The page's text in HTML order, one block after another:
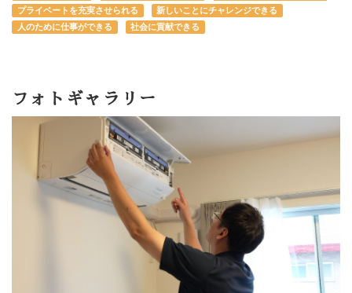
プライベートを充実させられる
新しいことにチャレンジできる
人のために仕事ができる
社会に貢献できる
フォトギャラリー